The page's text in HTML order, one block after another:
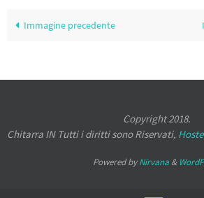
Immagine precedente
Copyright 2018.
Chitarra INTutti i diritti sono Riservati,
Powered byNirvana&